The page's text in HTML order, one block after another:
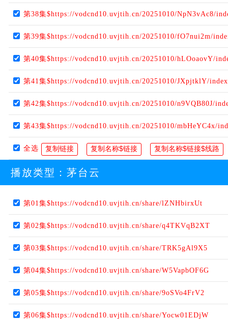
第38集$https://vodcnd10.uvjtih.cn/20251010/NpN3vAc8/
第39集$https://vodcnd10.uvjtih.cn/20251010/fO7nui2m/
第40集$https://vodcnd10.uvjtih.cn/20251010/hLOoaovY/
第41集$https://vodcnd10.uvjtih.cn/20251010/JXpjtklY/
第42集$https://vodcnd10.uvjtih.cn/20251010/n9VQB80J/
第43集$https://vodcnd10.uvjtih.cn/20251010/mbHeYC4x/
全选
播放类型： 茅台云
第01集$https://vodcnd10.uvjtih.cn/share/lZNHbirxUt
第02集$https://vodcnd10.uvjtih.cn/share/q4TKVqB2XT
第03集$https://vodcnd10.uvjtih.cn/share/TRK5gAl9X5
第04集$https://vodcnd10.uvjtih.cn/share/W5VapbOF6G
第05集$https://vodcnd10.uvjtih.cn/share/9oSVo4FrV2
第06集$https://vodcnd10.uvjtih.cn/share/Yocw01EDjW